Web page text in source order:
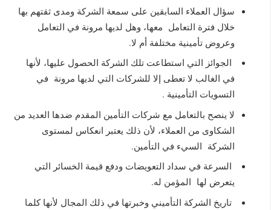
سؤال العملاء السابقين على سمعة الشركة ومدى ثقتهم بها
خلال فترة التعامل معها، وهل لديها مرونة في التعامل
وعروض تأمينية مختلفة أم لا.
الجوائز التي استطاعت تلك الشركة الحصول عليها، لأنها
في الغالب لا تعطى إلا للشركات التي لديها مرونة في
التسويات التأمينية .
لا ينصح بالتعامل مع شركات التأمين المقدم ضدها العديد من
الشكاوى من العملاء، لأن ذلك يعتبر انعكاس لمستوى
الشركة السيء في التأمين.
السرعة في سداد التعويضات ودفع قيمة الخسائر التي
يتعرض لها المؤمن له.
تاريخ الشركة التأميني وخبرتها في ذلك المجال لأنها كلما